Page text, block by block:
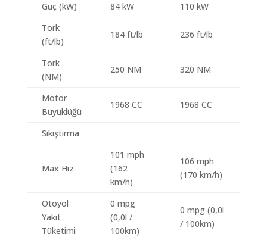
Güç (kW)
84 kW
110 kW
Tork
(ft/lb)
184 ft/lb 236 ft/lb
Tork
(NM)
250 NM 320 NM
Motor
Büyüklüğü
1968 CC 1968 CC
Sıkıştırma
Max Hız
101 mph
(162
km/h)
106 mph
(170 km/h)
Otoyol
Yakıt
Tüketimi
0 mpg
(0,0l /
100km)
0 mpg (0,0l
/ 100km)